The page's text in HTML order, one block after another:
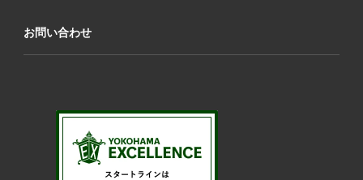
お問い合わせ